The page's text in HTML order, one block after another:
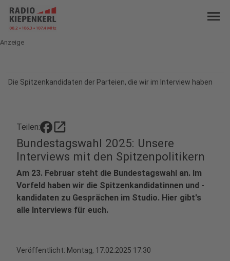
menu
Anzeige
Die Spitzenkandidaten der Parteien, die wir im Interview haben
Teilen: open_in_new
Bundestagswahl 2025: Unsere
Interviews mit den Spitzenpolitikern
Am 23. Februar steht die Bundestagswahl an. Im
Vorfeld haben wir die Spitzenkandidatinnen und -
kandidaten zu Gesprächen im Studio. Hier gibt's
alle Interviews für euch.
Veröffentlicht: Montag, 17.02.2025 17:30